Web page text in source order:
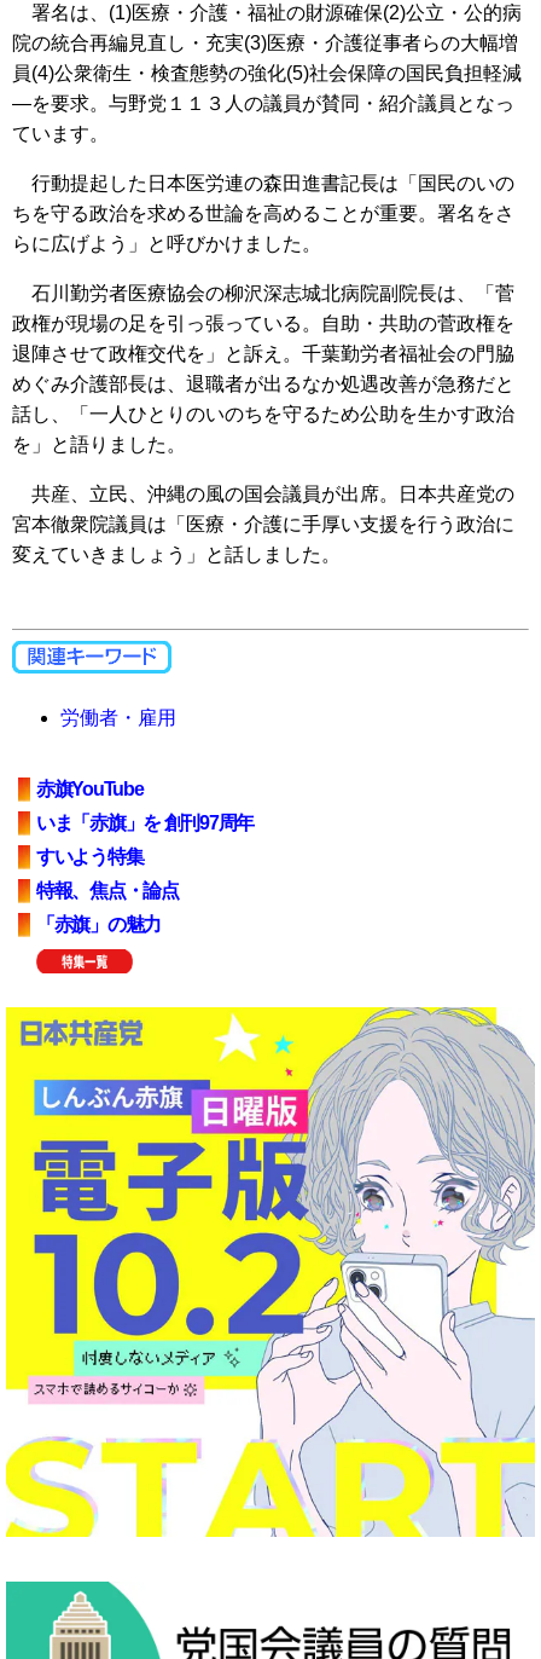
署名は、(1)医療・介護・福祉の財源確保(2)公立・公的病
院の統合再編見直し・充実(3)医療・介護従事者らの大幅増
員(4)公衆衛生・検査態勢の強化(5)社会保障の国民負担軽減
―を要求。与野党１１３人の議員が賛同・紹介議員となっ
ています。
行動提起した日本医労連の森田進書記長は「国民のいの
ちを守る政治を求める世論を高めることが重要。署名をさ
らに広げよう」と呼びかけました。
石川勤労者医療協会の柳沢深志城北病院副院長は、「菅
政権が現場の足を引っ張っている。自助・共助の菅政権を
退陣させて政権交代を」と訴え。千葉勤労者福祉会の門脇
めぐみ介護部長は、退職者が出るなか処遇改善が急務だと
話し、「一人ひとりのいのちを守るため公助を生かす政治
を」と語りました。
共産、立民、沖縄の風の国会議員が出席。日本共産党の
宮本徹衆院議員は「医療・介護に手厚い支援を行う政治に
変えていきましょう」と話しました。
労働者・雇用
赤旗YouTube
いま「赤旗」を 創刊97周年
すいよう特集
特報、焦点・論点
「赤旗」の魅力